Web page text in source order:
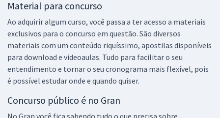
Material para concurso
Ao adquirir algum curso, você passa a ter acesso a materiais
exclusivos para o concurso em questão. São diversos
materiais com um conteúdo riquíssimo, apostilas disponíveis
para download e videoaulas. Tudo para facilitar o seu
entendimento e tornar o seu cronograma mais flexível, pois
é possível estudar onde e quando quiser.
Concurso público é no Gran
No Gran você fica sabendo tudo o que precisa sobre